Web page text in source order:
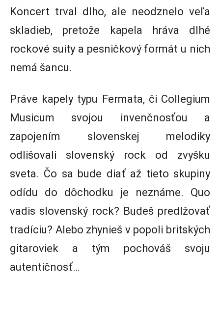
Koncert trval dlho, ale neodznelo veľa
skladieb, pretože kapela hráva dlhé
rockové suity a pesničkový formát u nich
nemá šancu.
Práve kapely typu Fermata, či Collegium
Musicum svojou invenčnosťou a
zapojením slovenskej melodiky
odlišovali slovenský rock od zvyšku
sveta. Čo sa bude diať až tieto skupiny
odídu do dôchodku je neznáme. Quo
vadis slovenský rock? Budeš predlžovať
tradíciu? Alebo zhynieš v popoli britských
gitaroviek a tým pochováš svoju
autentičnosť…